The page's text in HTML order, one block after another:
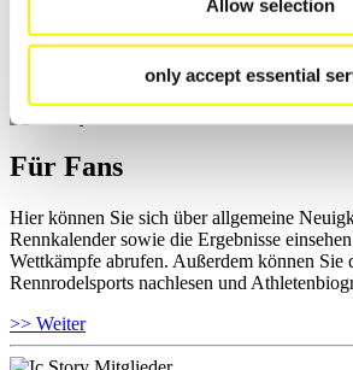
Allow selection
only accept essential
und Informationen zu Wettkämpfen abrufen.
Ihre Athletenbiographie ansehen.
Für Fans
Hier können Sie sich über allgemeine
Rennkalender sowie die Ergebnisse
Wettkämpfe abrufen. Außerdem können Sie
Rennrodelsports nachlesen und
>> Weiter